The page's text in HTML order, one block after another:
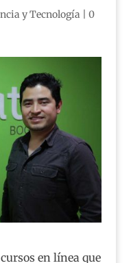
y Tecnología
0
en línea que